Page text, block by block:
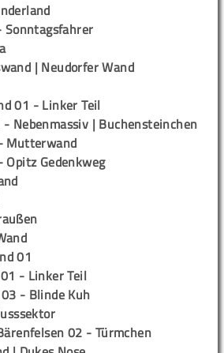
| Neudorfer Wand
01 - Linker Teil
Nebenmassiv | Buchensteinchen
Mutterwand
Opitz Gedenkweg
01
- Linker Teil
- Blinde Kuh
02 - Türmchen